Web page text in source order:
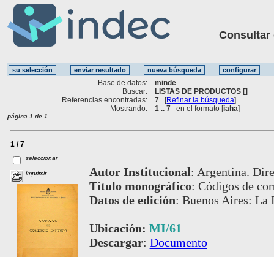
Consultar
Base de datos:
minde
Buscar:
LISTAS DE PRODUCTOS []
Referencias encontradas:
7 [Refinar la búsqueda]
Mostrando:
1 .. 7 en el formato [iaha]
página 1 de 1
1 / 7
seleccionar
imprimir Autor Institucional: Argentina.
Título monográfico: Códigos de
Datos de edición: Buenos Aires: La
Ubicación: MI/61
Descargar: Documento